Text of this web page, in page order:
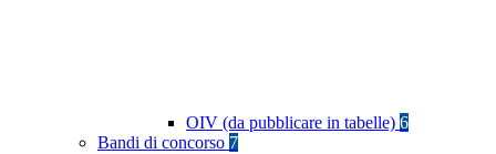
OIV (da pubblicare in tabelle) 6
Bandi di concorso 7